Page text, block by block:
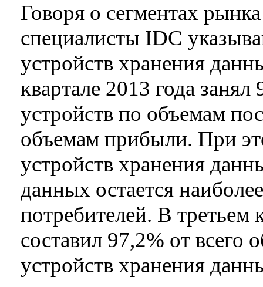
Говоря о сегментах
специалисты IDC
устройств хранения
квартале 2013 года
устройств по объемам
объемам прибыли. При
устройств хранения
данных остается
потребителей. В третьем
составил 97,2% от всего
устройств хранения